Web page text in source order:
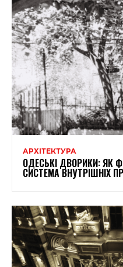
АРХІТЕКТУРА
ОДЕСЬКІ ДВОРИКИ: ЯК
СИСТЕМА ВНУТРІШНІХ